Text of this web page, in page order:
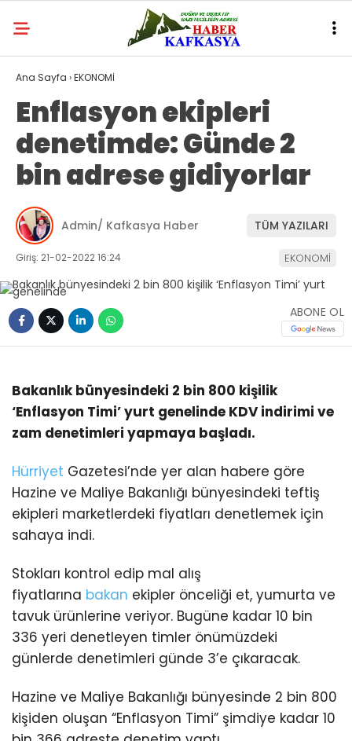
Ana Sayfa ›EKONOMİ
Enflasyon ekipleri
denetimde: Günde 2
bin adrese gidiyorlar
Admin/ Kafkasya Haber TÜM YAZILARI
Giriş: 21-02-2022 16:24 EKONOMİ
ABONE OL
Bakanlık bünyesindeki 2 bin 800 kişilik
‘Enflasyon Timi’ yurt genelinde KDV indirimi ve
zam denetimleri yapmaya başladı.
Hürriyet Gazetesi’nde yer alan habere göre
Hazine ve Maliye Bakanlığı bünyesindeki teftiş
ekipleri marketlerdeki fiyatları denetlemek için
sahaya indi.
Stokları kontrol edip mal alış
fiyatlarına bakan ekipler önceliği et, yumurta ve
tavuk ürünlerine veriyor. Bugüne kadar 10 bin
336 yeri denetleyen timler önümüzdeki
günlerde denetimleri günde 3’e çıkaracak.
Hazine ve Maliye Bakanlığı bünyesinde 2 bin 800
kişiden oluşan “Enflasyon Timi” şimdiye kadar 10